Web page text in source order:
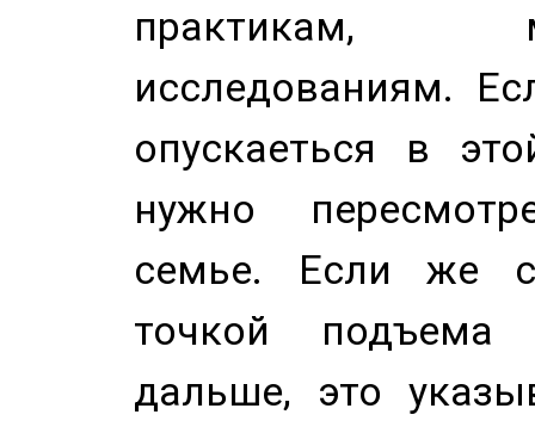
практикам,
исследованиям.
опускаеться в
нужно
семье. Если же
точкой
дальше, это